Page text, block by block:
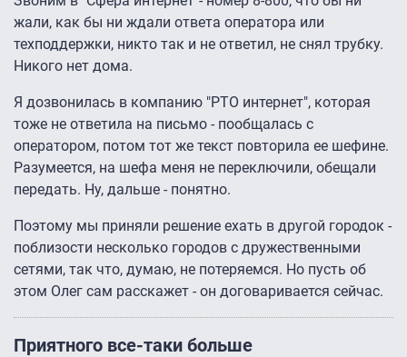
жали, как бы ни ждали ответа оператора или
техподдержки, никто так и не ответил, не снял трубку.
Никого нет дома.
Я дозвонилась в компанию "РТО интернет", которая
тоже не ответила на письмо - пообщалась с
оператором, потом тот же текст повторила ее шефине.
Разумеется, на шефа меня не переключили, обещали
передать. Ну, дальше - понятно.
Поэтому мы приняли решение ехать в другой городок -
поблизости несколько городов с дружественными
сетями, так что, думаю, не потеряемся. Но пусть об
этом Олег сам расскажет - он договаривается сейчас.
Приятного все-таки больше